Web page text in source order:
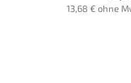
13,68 € ohne